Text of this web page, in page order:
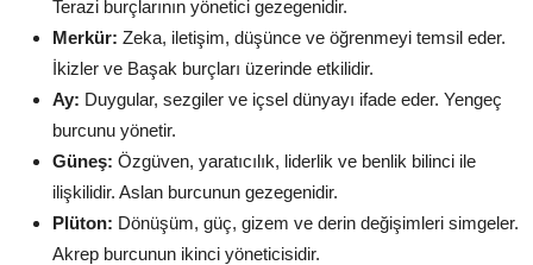
Terazi burçlarının yönetici gezegenidir.
Merkür: Zeka, iletişim, düşünce ve öğrenmeyi temsil eder.
İkizler ve Başak burçları üzerinde etkilidir.
Ay: Duygular, sezgiler ve içsel dünyayı ifade eder. Yengeç
burcunu yönetir.
Güneş: Özgüven, yaratıcılık, liderlik ve benlik bilinci ile
ilişkilidir. Aslan burcunun gezegenidir.
Plüton: Dönüşüm, güç, gizem ve derin değişimleri simgeler.
Akrep burcunun ikinci yöneticisidir.